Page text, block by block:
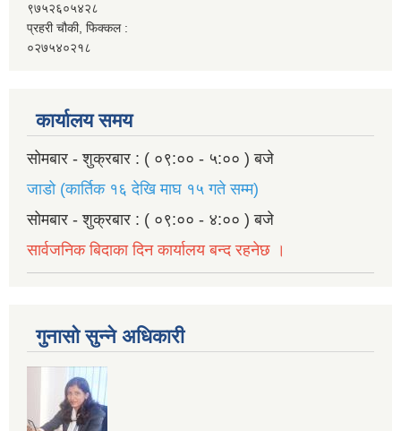
९७५२६०५४२८
प्रहरी चौकी, फिक्कल :
०२७५४०२१८
कार्यालय समय
सोमबार - शुक्रबार : ( ०९:०० - ५:०० ) बजे
जाडो (कार्तिक १६ देखि माघ १५ गते सम्म)
सोमबार - शुक्रबार : ( ०९:०० - ४:०० ) बजे
सार्वजनिक बिदाका दिन कार्यालय बन्द रहनेछ ।
गुनासो सुन्ने अधिकारी